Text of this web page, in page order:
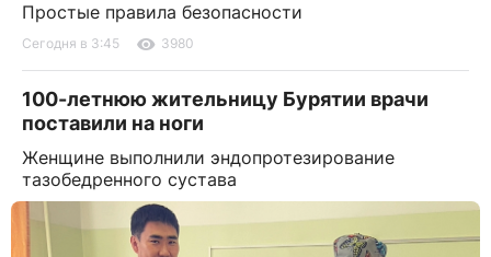
Простые правила безопасности
Сегодня в 3:45 3980
100-летнюю жительницу Бурятии врачи
поставили на ноги
Женщине выполнили эндопротезирование
тазобедренного сустава